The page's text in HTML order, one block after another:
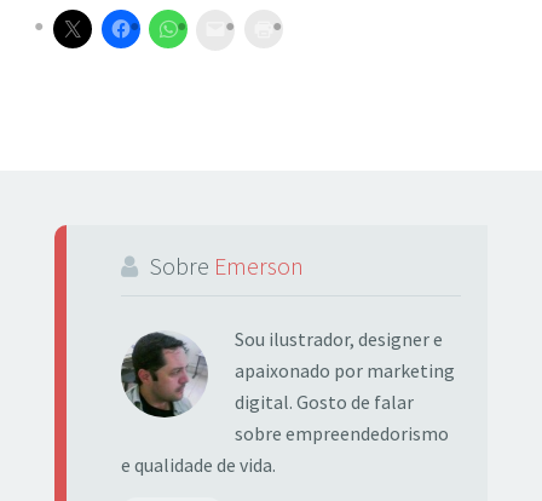
Sobre Emerson
Sou ilustrador, designer e
apaixonado por marketing
digital. Gosto de falar
sobre empreendedorismo
e qualidade de vida.